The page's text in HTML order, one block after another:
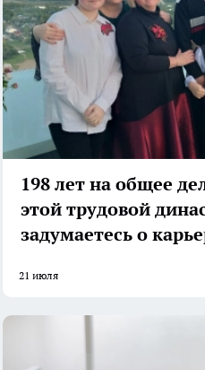
198 лет на общее
этой трудовой
задумаетесь о
21 июля